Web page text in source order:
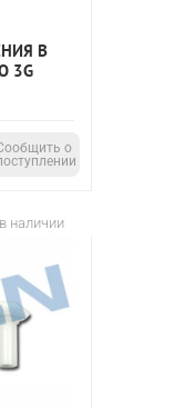
В
3G
о
наличии